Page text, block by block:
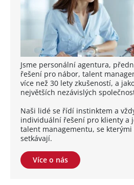
Jsme personální agentura,
řešení pro nábor, talent
více než 30 lety zkušeností, a
největších nezávislých
Naši lidé se řídí instinktem a
individuální řešení pro klienty a
talent managementu, se
setkávají.
Více o nás